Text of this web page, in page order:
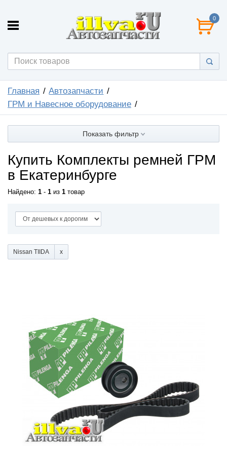
0
Главная
Автозапчасти
ГРМ и Навесное оборудование
Показать фильтр
Купить Комплекты ремней ГРМ
в Екатеринбурге
Найдено: 1 - 1 из 1 товар
Nissan TIIDA